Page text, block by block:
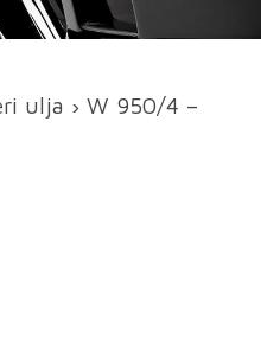
ulja › W 950/4 –